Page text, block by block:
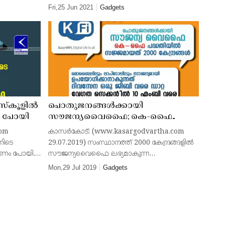
പട്ടികജാതി വിഭാഗത്തിലെ 20 വിദ്യാര്‍ഥികള്‍ക്ക്
കെ വി സ
Fri,25 Jun 2021 Gadgets
സ്‌കൂളില്‍
പോയി
പോയി.
പൊതുജനങ്ങള്‍ക്കായി
സൗജന്യവൈഫൈ; കെ-ഫൈ
പദ്ധതിയില്‍ സജ്ജമായത് 2000
കേന്ദ്രങ്ങള്‍, മൊബൈലിലും
ലാപ്‌ടോപ്പിലും സൗജന്യമായി
ഉപയോഗിക്കാനാകുന്നത് ദിവസേന
ഒരു ജിബി വരെ ഡാറ്റ, വേഗത
കാസര്‍കോട്: (www.kasargodvartha.com
29.07.2019) സംസ്ഥാനത്ത് 2000 കേന്ദ്രങ്ങളില്‍
സൗജന്യവൈഫൈ ലഭ്യമാകുന്ന
സംവിധാനമൊരുങ്ങുന്നു. കേരള സര്‍ക്കാരിന്റെ
Mon,29 Jul 2019 Gadgets